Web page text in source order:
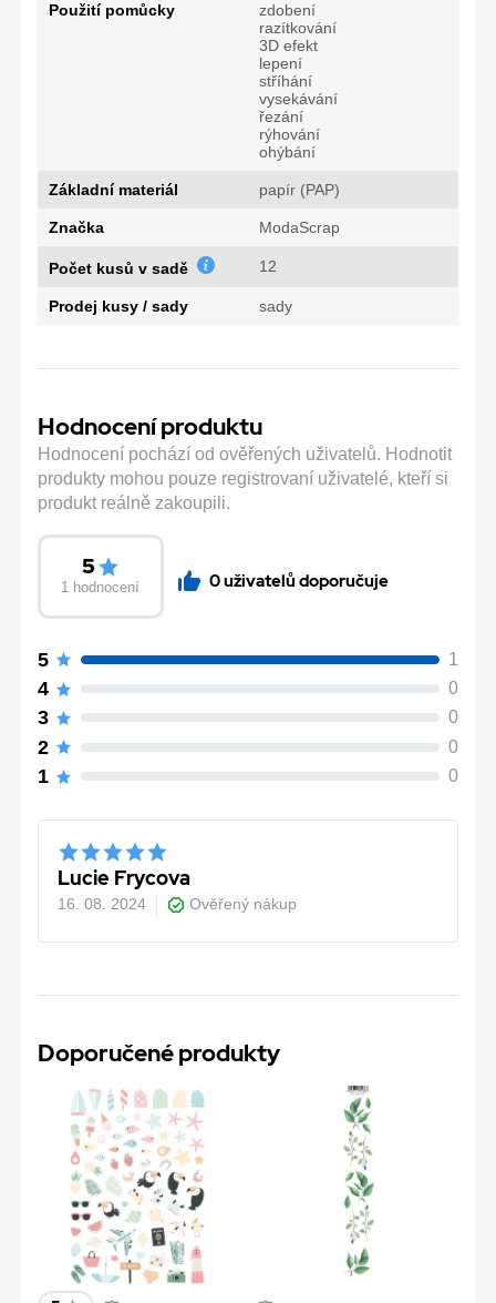
Použití pomůcky
zdobení
razítkování
3D efekt
lepení
stříhání
vysekávání
řezání
rýhování
ohýbání
Základní materiál papír (PAP)
Značka ModaScrap
Počet kusů v sadě 12
Prodej kusy / sady sady
Hodnocení produktu
Hodnocení pochází od ověřených uživatelů. Hodnotit
produkty mohou pouze registrovaní uživatelé, kteří si
produkt reálně zakoupili.
5
1 hodnocení 0 uživatelů doporučuje
5 1
4 0
3 0
2 0
1 0
Lucie Frycova
16. 08. 2024 Ověřený nákup
Doporučené produkty